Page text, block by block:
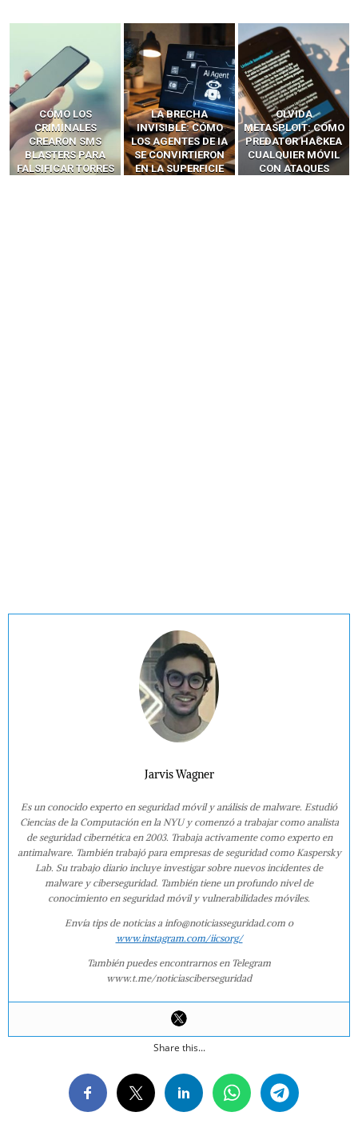
LA BRECHA
INVISIBLE: CÓMO
LOS AGENTES DE IA
SE CONVIRTIERON
EN LA SUPERFICIE
OLVIDA
METASPLOIT: CÓMO
PREDATOR HACKEA
CUALQUIER MÓVIL
CON ATAQUES
CÓMO LOS HACKERS
INTERCEPTAN OTPS
Y LLAMADAS
MÓVILES SIN
‘HACKEAR’ — EL
Jarvis Wagner
Es un conocido experto en seguridad móvil y análisis de malware. Estudió
Ciencias de la Computación en la NYU y comenzó a trabajar como analista
de seguridad cibernética en 2003. Trabaja activamente como experto en
antimalware. También trabajó para empresas de seguridad como Kaspersky
Lab. Su trabajo diario incluye investigar sobre nuevos incidentes de
malware y ciberseguridad. También tiene un profundo nivel de
conocimiento en seguridad móvil y vulnerabilidades móviles.
Envía tips de noticias a info@noticiasseguridad.com o
www.instagram.com/iicsorg/
También puedes encontrarnos en Telegram
www.t.me/noticiasciberseguridad
Share this...